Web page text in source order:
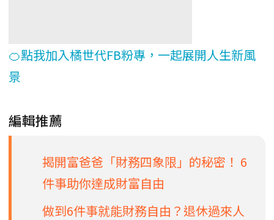
🍊點我加入橘世代FB粉專，一起展開人生新風
景
編輯推薦
揭開富爸爸「財務四象限」的秘密！ 6
件事助你達成財富自由
做到6件事就能財務自由？退休過來人